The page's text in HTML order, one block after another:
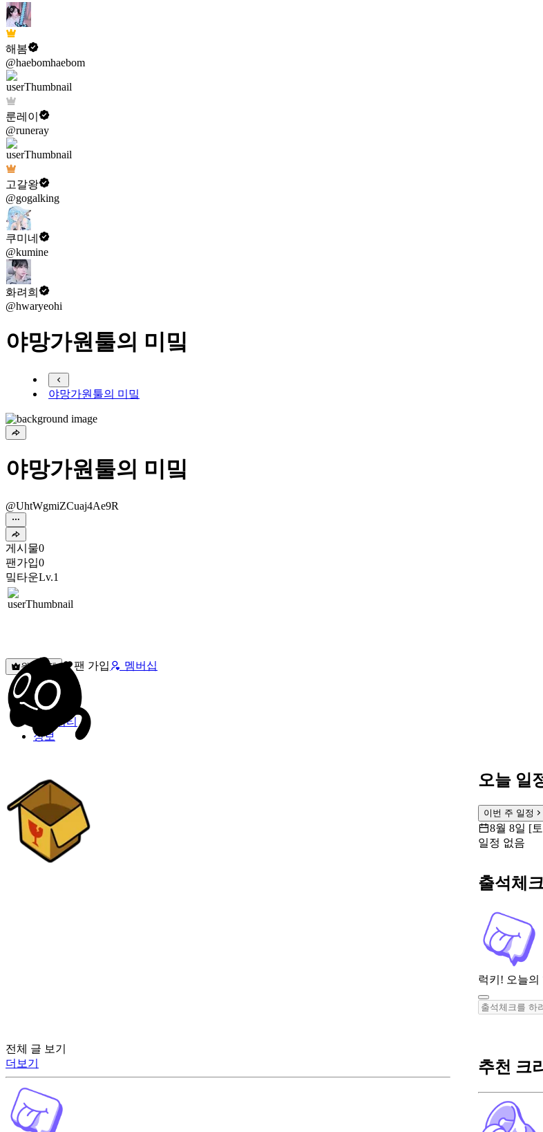
해봄
@haebomhaebom
룬레이
@runeray
고갈왕
@gogalking
쿠미네
@kumine
화려희
@hwaryeohi
야망가원툴의 미밐
야망가원툴의 미밐
야망가원툴의 미밐
@UhtWgmiZCuaj4Ae9R
게시물0
팬가입0
밐타운Lv.1
원픽선택 팬 가입 멤버십
밐타운
피드
커뮤니티
정보
오늘 일
이번 주 일정
8월 8일 [
일정 없음
출석체
럭키! 오늘의
전체 글 보기
더보기
추천 크